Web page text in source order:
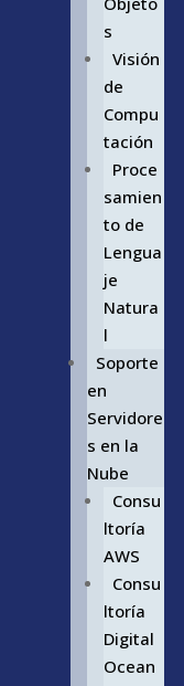
s
Visión
de
Compu
tación
Proce
samien
to de
Lengua
je
Natura
l
Soporte
en
Servidore
s en la
Nube
Consu
ltoría
AWS
Consu
ltoría
Digital
Ocean